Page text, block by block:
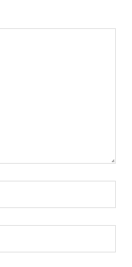
:*
:*